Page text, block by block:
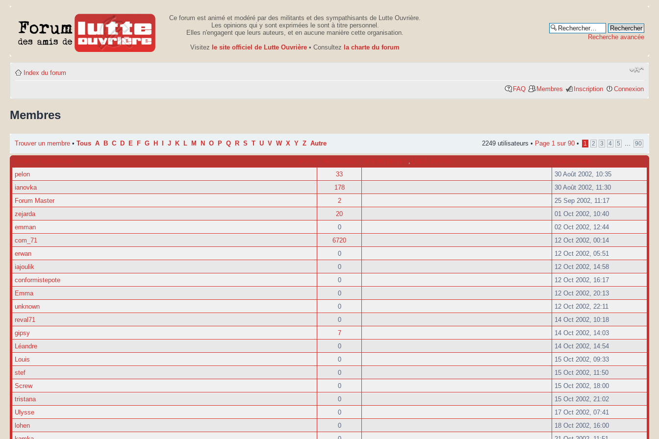
Ce forum est animé et modéré par des militants et des sympathisants de Lutte Ouvrière.
Les opinions qui y sont exprimées le sont à titre personnel.
Elles n'engagent que leurs auteurs, et en aucune manière cette organisation.
Visitez le site officiel de Lutte Ouvrière • Consultez la charte du forum
Recherche avancée
Index du forum
FAQ Membres Inscription Connexion
Membres
Trouver un membre • Tous A B C D E F G H J K L M N O P Q R S T U V W X Y Z Autre 2249 utilisateurs • Page 1 sur 90 • 1 2 3 4 5 ... 90
RANG
NOM D’UTILISATEUR MESSAGE(S) SITE INTERNET , LOCALISATION INSCRIPTION
pelon 33
30 Août 2002, 10:35
ianovka
178
30 Août 2002, 11:30
Forum Master
2
25 Sep 2002, 11:17
zejarda
20
01 Oct 2002, 10:40
emman
0
02 Oct 2002, 12:44
com_71
6720
12 Oct 2002, 00:14
erwan
0
12 Oct 2002, 05:51
iajoulik
0
12 Oct 2002, 14:58
conformistepote
0
12 Oct 2002, 16:17
Emma
0
12 Oct 2002, 20:13
unknown
0
12 Oct 2002, 22:11
reval71
0
14 Oct 2002, 10:18
gipsy
7
14 Oct 2002, 14:03
Léandre
0
14 Oct 2002, 14:54
Louis
0
15 Oct 2002, 09:33
stef
0
15 Oct 2002, 11:50
Screw
0
15 Oct 2002, 18:00
tristana
0
15 Oct 2002, 21:02
Ulysse
0
17 Oct 2002, 07:41
lohen
0
18 Oct 2002, 16:00